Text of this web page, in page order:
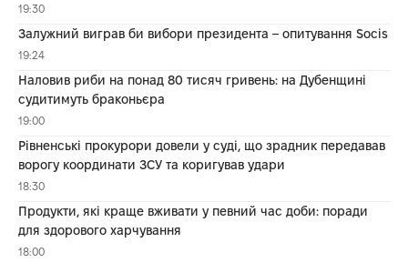
19:30
Залужний виграв би вибори президента – опитування Socis
19:24
Наловив риби на понад 80 тисяч гривень: на Дубенщині
судитимуть браконьєра
19:00
Рівненські прокурори довели у суді, що зрадник передавав
ворогу координати ЗСУ та коригував удари
18:30
Продукти, які краще вживати у певний час доби: поради
для здорового харчування
18:00